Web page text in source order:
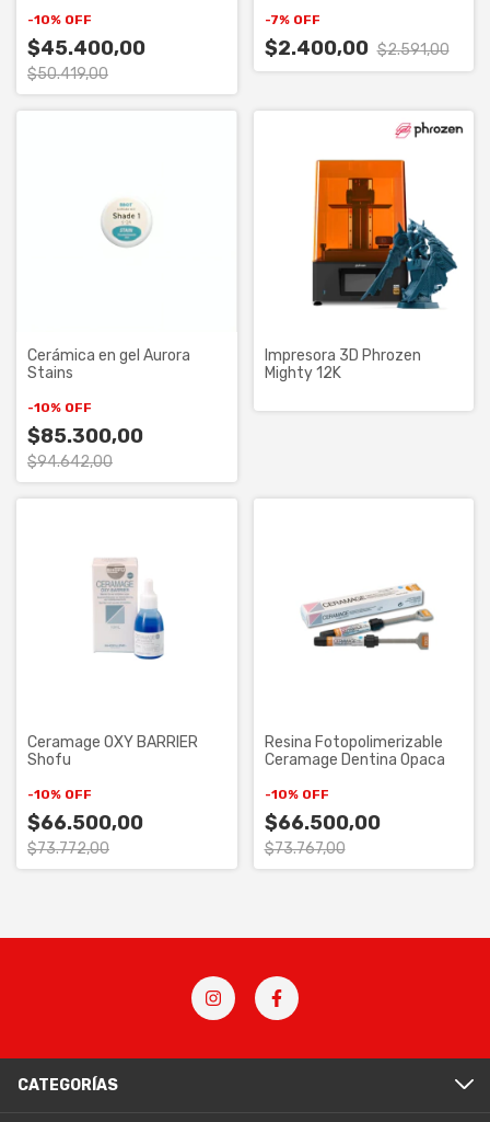
-10% OFF
$45.400,00
$50.419,00
-7% OFF
$2.400,00 $2.591,00
Cerámica en gel Aurora
Stains
-10% OFF
$85.300,00
$94.642,00
Impresora 3D Phrozen
Mighty 12K
Ceramage OXY BARRIER
Shofu
-10% OFF
$66.500,00
$73.772,00
Resina Fotopolimerizable
Ceramage Dentina Opaca
-10% OFF
$66.500,00
$73.767,00
CATEGORÍAS